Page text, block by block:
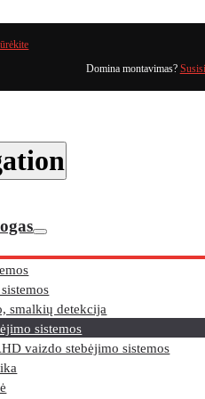
Domina montavimas?
smalkių detekcija
sistemos
vaizdo stebėjimo sistemos